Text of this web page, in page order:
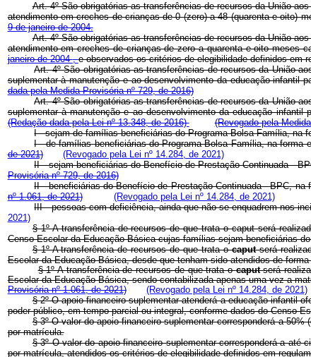
Art. 4º São obrigatórias as transferências de recursos da União
atendimento em creches de crianças de 0 (zero) a 48 (quarenta e oito)
9 de janeiro de 2004.
Art. 4º São obrigatórias as transferências de recursos da União
atendimento em creches de crianças de zero a quarenta e oito meses
janeiro de 2004,e observados os critérios de elegibilidade definidos
Art. 4º São obrigatórias as transferências de recursos da União
suplementar à manutenção e ao desenvolvimento da educação
dada pela Medida Provisória nº 729, de 2016)
Art. 4º São obrigatórias as transferências de recursos da União
suplementar à manutenção e ao desenvolvimento da educação
(Redação dada pela Lei nº 13.348, de 2016)
(Revogado pela
I - sejam de famílias beneficiárias do Programa Bolsa Família, na
I - de famílias beneficiárias do Programa Bolsa Família, na forma
de 2021)
(Revogado pela Lei nº 14.284, de 2021)
II - sejam beneficiárias do Benefício de Prestação Continuada -
Provisória nº 729, de 2016)
II - beneficiárias do Benefício de Prestação Continuada - BPC, na
nº 1.061, de 2021)
(Revogado pela Lei nº 14.284, de 2021)
III - pessoas com deficiência, ainda que não se enquadrem
2021)
§ 1º A transferência de recursos de que trata ocaputserá
Censo Escolar da Educação Básica cujas famílias sejam beneficiárias
§ 1º A transferência de recursos de que trata ocaputserá
Escolar da Educação Básica, desde que tenham sido atendidos de
§ 1º A transferência de recursos de que trata ocaputserá
Escolar da Educação Básica, sendo contabilizada apenas uma vez a
Provisória nº 1.061, de 2021)
(Revogado pela Lei nº 14.284, de 2021)
§ 2º O apoio financeiro suplementar atenderá a educação infantil
poder público, em tempo parcial ou integral, conforme dados do Censo
§ 3º O valor do apoio financeiro suplementar corresponderá a
por matrícula.
§ 3º O valor do apoio financeiro suplementar corresponderá a
por matrícula, atendidos os critérios de elegibilidade definidos em